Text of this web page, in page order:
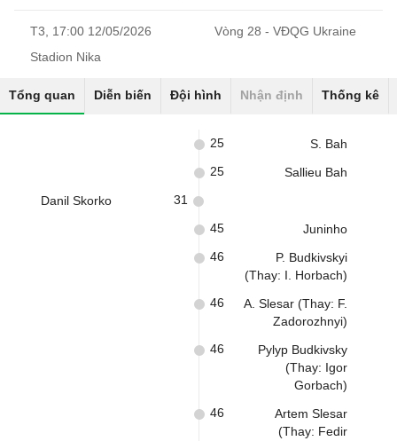
T3, 17:00 12/05/2026
Vòng 28 - VĐQG Ukraine
Stadion Nika
Tổng quan Diễn biến Đội hình Nhận định Thống kê
S. Bah
25
Sallieu Bah
25
Danil Skorko 31
Juninho
45
P. Budkivskyi
(Thay: I. Horbach)
46
A. Slesar (Thay: F.
Zadorozhnyi)
46
Pylyp Budkivsky
(Thay: Igor
Gorbach)
46
Artem Slesar
(Thay: Fedir
46